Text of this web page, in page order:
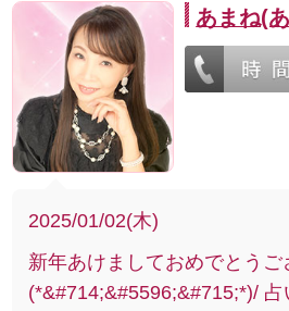
あまね(
2025/01/02(木)
新年あけましておめでとうご
(*&#714;&#5596;&#715;*)/